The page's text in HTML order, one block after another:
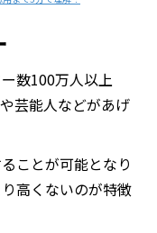
数100万人以上
芸能人などがあげ
ことが可能となり
高くないのが特徴